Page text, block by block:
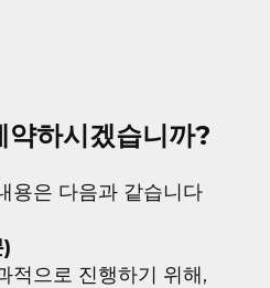
약하시겠습니까?
용은 다음과 같습니다
적으로 진행하기 위해,